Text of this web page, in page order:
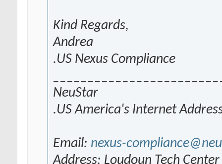
Kind Regards,
Andrea
.US Nexus Compliance
NeuStar
.US America's Internet
Email: nexus-
Address: Loudoun Tech Center